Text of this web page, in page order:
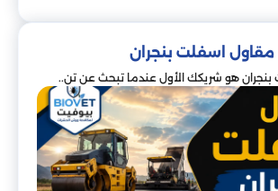
مقاول اسفلت بنجران
هو شريكك الأول عندما تبحث عن تن..